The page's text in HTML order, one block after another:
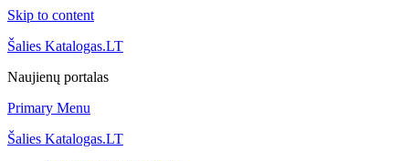
Skip to content
Šalies Katalogas.LT
Naujienų portalas
Primary Menu
Šalies Katalogas.LT